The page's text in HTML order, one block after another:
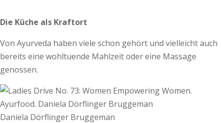
Die Küche als Kraftort
Von Ayurveda haben viele schon gehört und vielleicht auch
bereits eine wohltuende Mahlzeit oder eine Massage
genossen.
Daniela Dörflinger Bruggeman